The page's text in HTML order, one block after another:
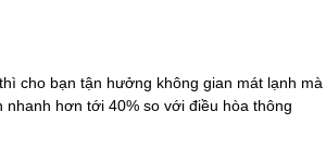
cho bạn tận hưởng không gian mát lạnh mà
hơn tới 40% so với điều hòa thông